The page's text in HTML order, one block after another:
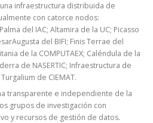
infraestructura distribuida de
con catorce nodos:
del IAC; Altamira de la UC; Picasso
del BIFI; Finis Terrae del
de la COMPUTAEX; Caléndula de la
de NASERTIC; Infraestructura de
de CIEMAT.
transparente e independiente de la
grupos de investigación con
y recursos de gestión de datos.